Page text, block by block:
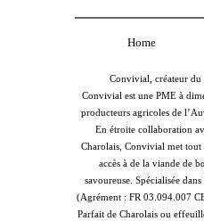
Home
Convivial, créateur du
Convivial est une PME à
producteurs agricoles de
En étroite collaboration
Charolais, Convivial met
accès à de la viande de
savoureuse. Spécialisée
(Agrément : FR 03.094.007
Parfait de Charolais ou